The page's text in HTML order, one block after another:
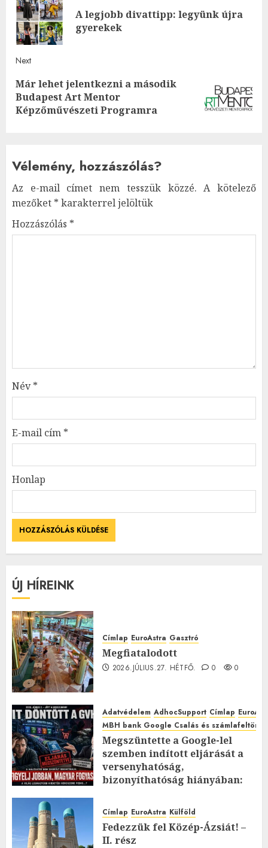
navigationA legjobb divattipp: legyünk újra
gyerekek
Next
Next
post:
Már lehet jelentkezni a második
Budapest Art Mentor
Képzőművészeti Programra
Vélemény, hozzászólás?
Az e-mail címet nem tesszük közzé. A kötelező
mezőket * karakterrel jelöltük
Hozzászólás *
Név*
E-mail cím *
Honlap
ÚJ HÍREINK
Címlap EuroAstra Gasztró
Megfiatalodott
2026.JÚLIUS.27. HÉTFŐ. 0 0
Adatvédelem AdhocSupport Címlap
MBH bank Google Csalás és
Megszüntette a Google-lel
szemben indított eljárását a
versenyhatóság,
bizonyíthatóság hiányában:
2026.JÚLIUS.23. CSÜTÖRTÖK.
0
Címlap EuroAstra Külföld
Fedezzük fel Közép-Ázsiát! –
II. rész